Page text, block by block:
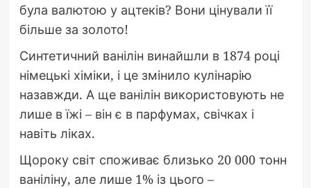
була валютою у ацтеків? Вони цінували її
більше за золото!
Синтетичний ванілін винайшли в 1874 році
німецькі хіміки, і це змінило кулінарію
назавжди. А ще ванілін використовують не
лише в їжі – він є в парфумах, свічках і
навіть ліках.
Щороку світ споживає близько 20 000 тонн
ваніліну, але лише 1% із цього –